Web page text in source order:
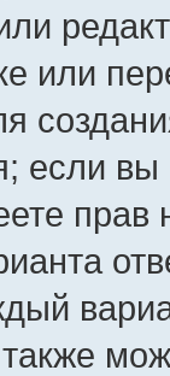
или
если
прав